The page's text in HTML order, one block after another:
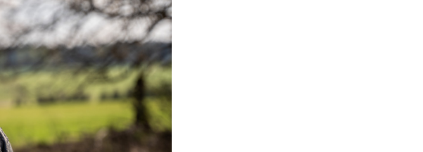
04/25 Kultur belebt
03/25 Kapital mit Seele
02/25 Entrepreneur sein
Freiraum gestalten